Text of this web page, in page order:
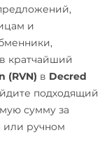
(ONT)
(OP)
(CAKE)
Dollar (USDP)
UAH
RUB
Банк RUB
Банк
BYN
и
кратчайший
(RVN) в Decred
подходящий
сумму за
или ручном